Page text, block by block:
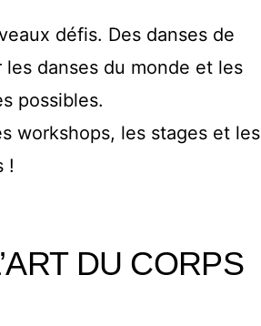
défis. Des danses de
danses du monde et les
possibles.
workshops, les stages et les
!
DU CORPS